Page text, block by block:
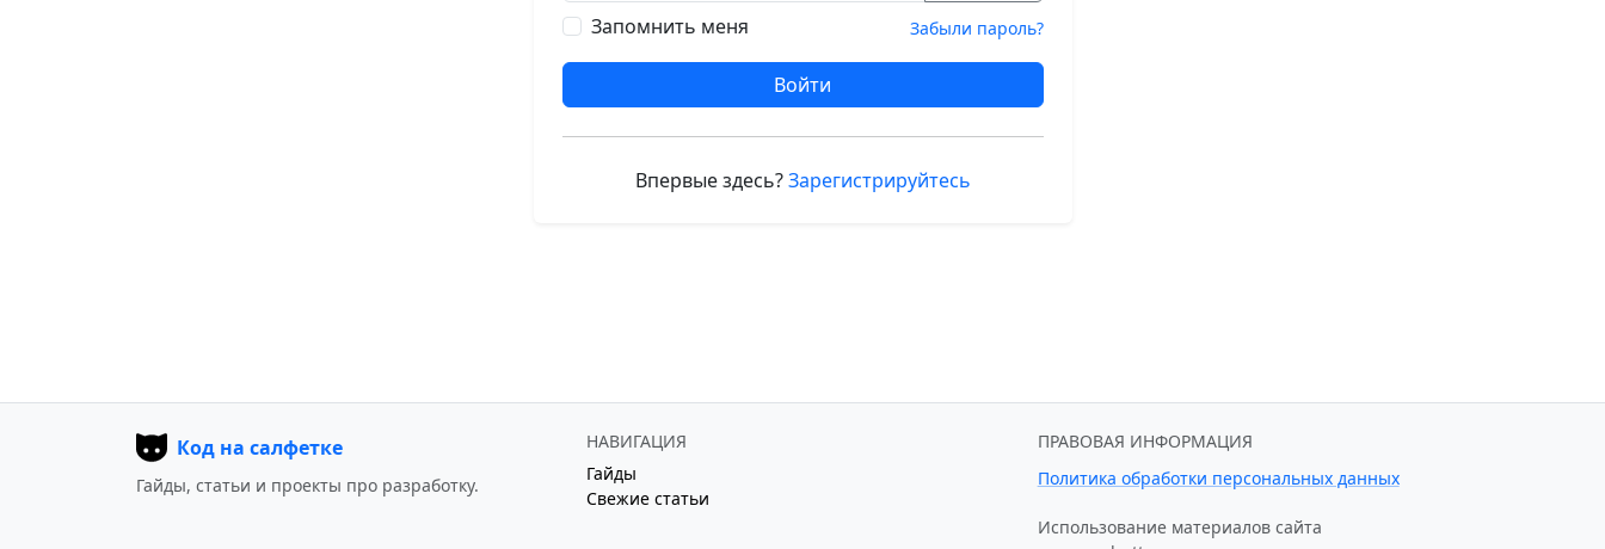
Запомнить меня
Забыли пароль?
Войти
Впервые здесь?Зарегистрируйтесь
Код на салфетке
Гайды, статьи и проекты про разработку.
НАВИГАЦИЯ
Гайды
Свежие статьи
ПРАВОВАЯ ИНФОРМАЦИЯ
Политика обработки персональных данных
Использование материалов сайта